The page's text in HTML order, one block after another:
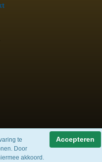
te
Door
akkoord.
Accepteren